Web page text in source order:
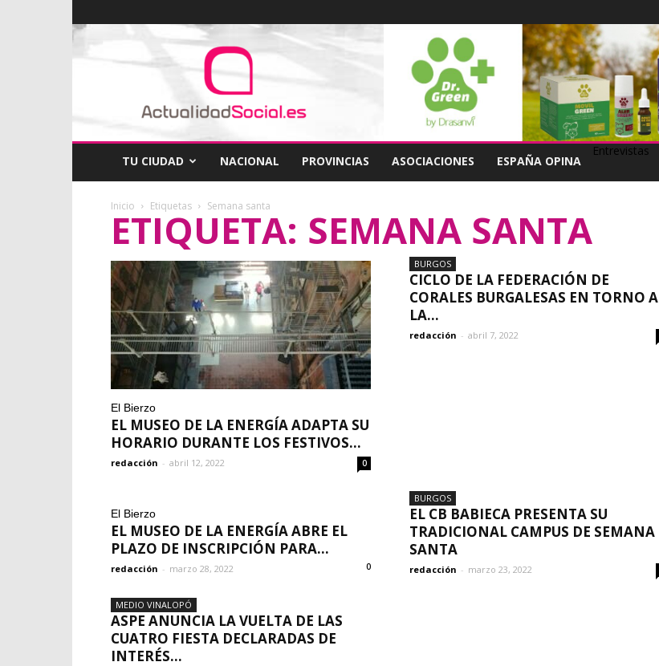
ActualidadSocial
TU CIUDAD NACIONAL PROVINCIAS ASOCIACIONES ESPAÑA OPINA
Entrevistas
Inicio Etiquetas Semana santa
ETIQUETA: SEMANA SANTA
El Bierzo
EL MUSEO DE LA ENERGÍA ADAPTA SU
HORARIO DURANTE LOS FESTIVOS...
redacción - abril 12, 2022 0
BURGOS
CICLO DE LA FEDERACIÓN DE
CORALES BURGALESAS EN TORNO A
LA...
redacción - abril 7, 2022
El Bierzo
EL MUSEO DE LA ENERGÍA ABRE EL
PLAZO DE INSCRIPCIÓN PARA...
redacción - marzo 28, 2022 0
BURGOS
EL CB BABIECA PRESENTA SU
TRADICIONAL CAMPUS DE SEMANA
SANTA
redacción - marzo 23, 2022
MEDIO VINALOPÓ
ASPE ANUNCIA LA VUELTA DE LAS
CUATRO FIESTA DECLARADAS DE
INTERÉS...